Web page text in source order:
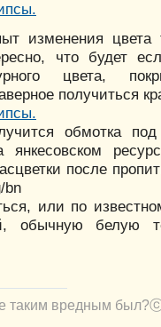
изменения цвета
что будет
цвета,
получиться
обмотка под
янкесовском
после
или по
обычную белую
таким вредным